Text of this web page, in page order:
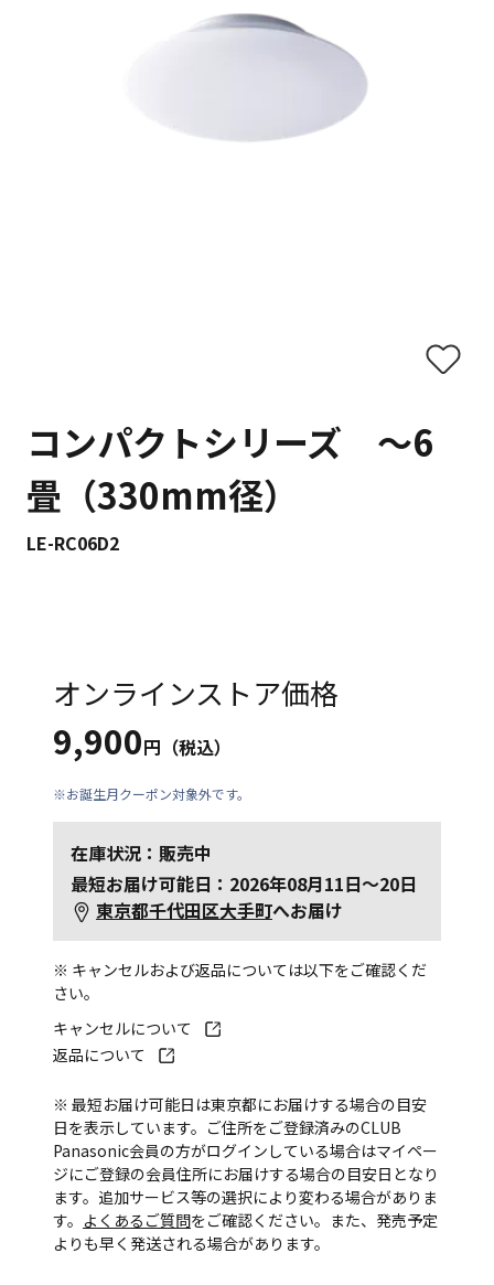
コンパクトシリーズ ～6
畳（330mm径）
LE-RC06D2
オンラインストア価格
9,900円（税込）
※お誕生月クーポン対象外です。
在庫状況：販売中
最短お届け可能日：2026年08月11日～20日
東京都千代田区大手町へお届け
※ キャンセルおよび返品については以下をご確認くだ
さい。
キャンセルについて
返品について
※ 最短お届け可能日は東京都にお届けする場合の目安
日を表示しています。ご住所をご登録済みのCLUB
Panasonic会員の方がログインしている場合はマイペー
ジにご登録の会員住所にお届けする場合の目安日となり
ます。追加サービス等の選択により変わる場合がありま
す。 よくあるご質問をご確認ください。また、発売予定
よりも早く発送される場合があります。